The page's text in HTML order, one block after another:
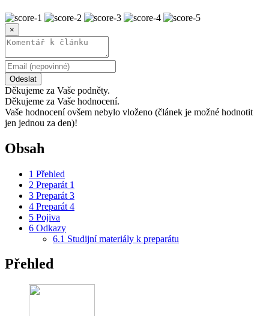
×
Odeslat
Děkujeme za Vaše podněty.
Děkujeme za Vaše hodnocení.
Vaše hodnocení ovšem nebylo vloženo (článek je možné hodnotit
jen jednou za den)!
Obsah
1 Přehled
2 Preparát 1
3 Preparát 3
4 Preparát 4
5 Pojiva
6 Odkazy
6.1 Studijní materiály k preparátu
Přehled